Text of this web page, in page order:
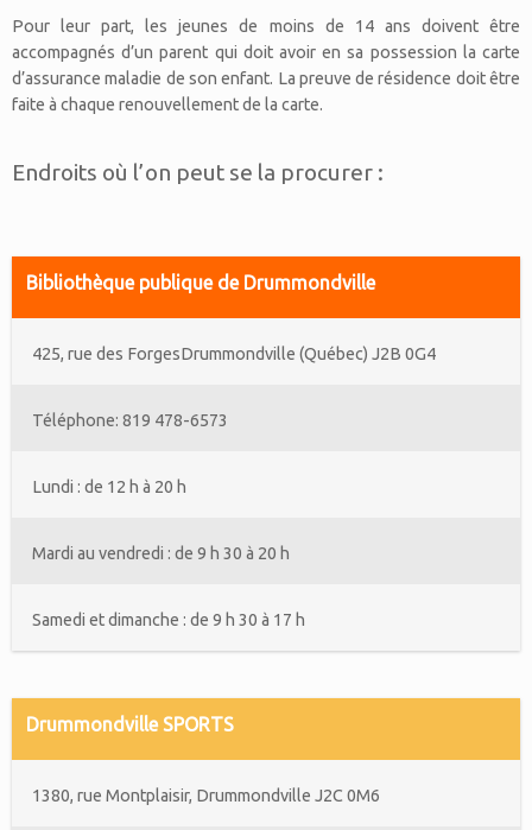
Pour leur part, les jeunes de moins de 14 ans doivent être
accompagnés d’un parent qui doit avoir en sa possession la carte
d’assurance maladie de son enfant. La preuve de résidence doit être
faite à chaque renouvellement de la carte.
Endroits où l’on peut se la procurer :
Bibliothèque publique de Drummondville
425, rue des ForgesDrummondville (Québec) J2B 0G4
Téléphone: 819 478-6573
Lundi : de 12 h à 20 h
Mardi au vendredi : de 9 h 30 à 20 h
Samedi et dimanche : de 9 h 30 à 17 h
Drummondville SPORTS
1380, rue Montplaisir, Drummondville J2C 0M6